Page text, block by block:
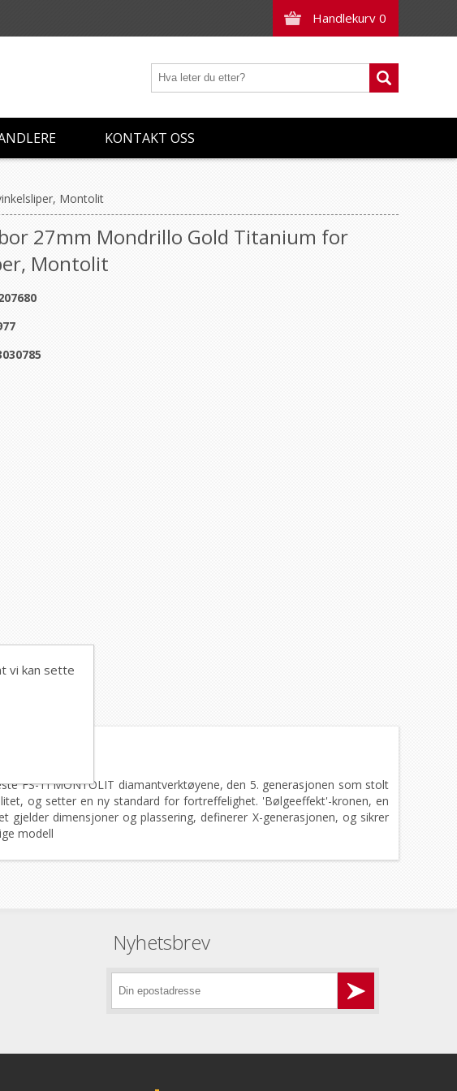
Handlekurv 0
KONTAKT OSS
Montolit
27mm Mondrillo Gold Titanium for
Montolit
FS-TI MONTOLIT diamantverktøyene, den 5. generasjonen som stolt
og setter en ny standard for fortreffelighet. 'Bølgeeffekt'-kronen, en
dimensjoner og plassering, definerer X-generasjonen, og sikrer
modell
Nyhetsbrev
vi kan sette